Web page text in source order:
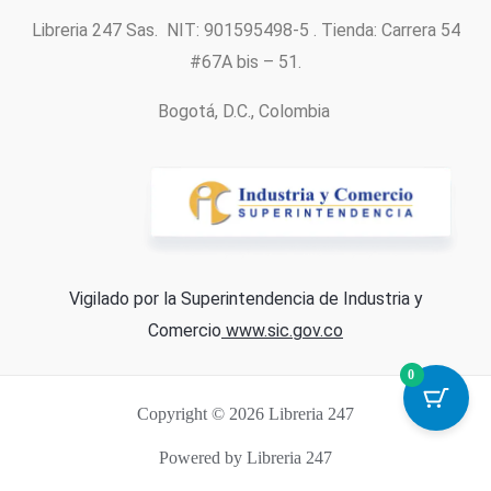
Libreria 247 Sas. NIT: 901595498-5 . Tienda: Carrera 54
#67A bis – 51.
Bogotá, D.C., Colombia
Vigilado por la Superintendencia de Industria y
Comercio www.sic.gov.co
Copyright © 2026 Libreria 247
Powered by Libreria 247
0